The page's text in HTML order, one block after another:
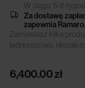
W ciągu: 5-6
Za dostawę
zapewnia Ramaro.
Zamawiasz kilka
jednorazowo,
6,400.00zł